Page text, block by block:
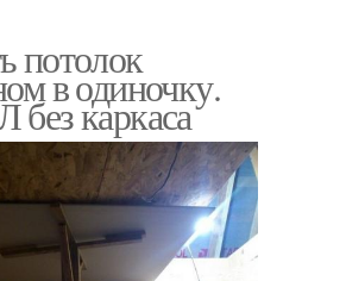
потолок
в одиночку.
каркаса